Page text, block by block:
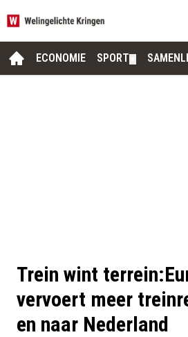
ECONOMIE SPORT
Trein wint
vervoert meer
en naar Nederland